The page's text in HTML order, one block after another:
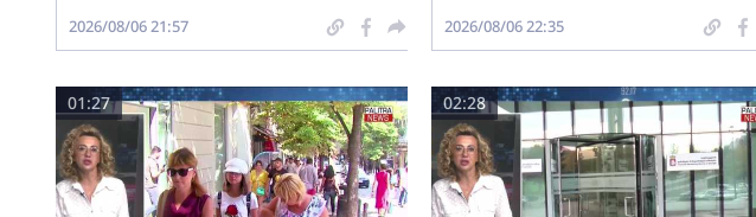
2026/08/06 21:57 2026/08/06 22:35
01:27 02:28